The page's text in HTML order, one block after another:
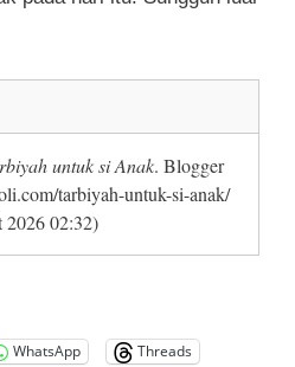
untuk si Anak. Blogger
tarbiyah-untuk-si-anak/
2026 02:32)
WhatsApp
Threads